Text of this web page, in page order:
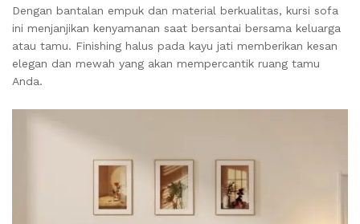
Dengan bantalan empuk dan material berkualitas, kursi sofa
ini menjanjikan kenyamanan saat bersantai bersama keluarga
atau tamu. Finishing halus pada kayu jati memberikan kesan
elegan dan mewah yang akan mempercantik ruang tamu
Anda.